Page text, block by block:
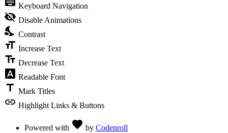
the
visibility
of
Accessibility
Toolbar
keyboard Keyboard Navigation
visibility_off Disable Animations
nights_stay Contrast
format_size Increase Text
text_fields Decrease Text
font_download Readable Font
title Mark Titles
link Highlight Links & Buttons
Powered with favorite by Codenroll